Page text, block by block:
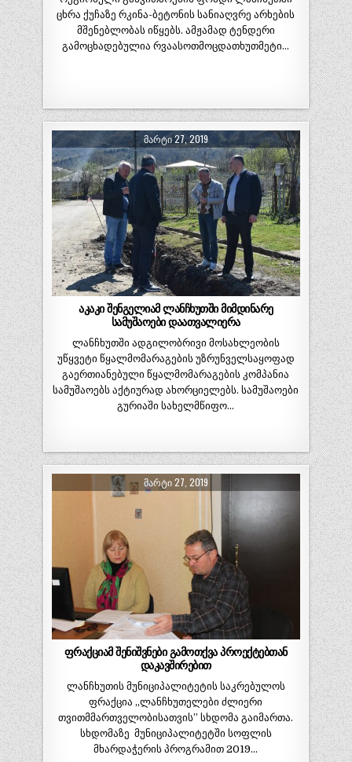
ცხრა ქუჩაზე რკინა-ბეტონის სანიაღვრე არხების
მშენებლობას იწყებს. ამჟამად ტენდერი
გამოცხადებულია რვაასოთმოცდათხუთმეტი…
ᲛᲐᲠᲢᲘ 27, 2019
აკაკი შენგელიამ ლანჩხუთში მიმდინარე
სამუშაოები დაათვალიერა
ლანჩხუთში ადგილობრივი მოსახლეობის
უწყვეტი წყალმომარაგების უზრუნველსაყოფად
გაერთიანებული წყალმომარაგების კომპანია
სამუშაოებს აქტიურად ახორციელებს. სამუშაოები
გურიაში სახელმწიფო…
ᲛᲐᲠᲢᲘ 27, 2019
ფრაქციამ შენიშვნები გამოთქვა პროექტებთან
დაკავშირებით
ლანჩხუთის მუნიციპალიტეტის საკრებულოს
ფრაქცია ,,ლანჩხუთელები ძლიერი
თვითმმართველობისათვის” სხდომა გაიმართა.
სხდომაზე მუნიციპალიტეტში სოფლის
მხარდაჭერის პროგრამით 2019…